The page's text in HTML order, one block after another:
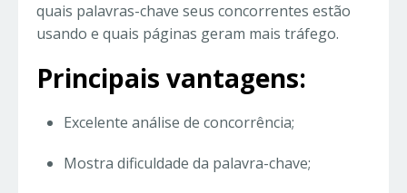
quais palavras-chave seus concorrentes estão
usando e quais páginas geram mais tráfego.
Principais vantagens:
Excelente análise de concorrência;
Mostra dificuldade da palavra-chave;